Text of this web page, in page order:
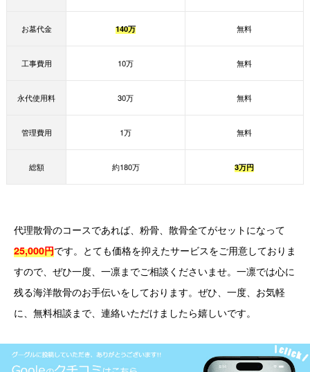
お墓代金 140万 無料
工事費用 10万 無料
永代使用料 30万 無料
管理費用 1万 無料
総額 約180万 3万円
代理散骨のコースであれば、粉骨、散骨全てがセットになって
25,000円です。とても価格を抑えたサービスをご用意しておりま
すので、ぜひ一度、一凛までご相談くださいませ。一凛では心に
残る海洋散骨のお手伝いをしております。ぜひ、一度、お気軽
に、無料相談まで、連絡いただけましたら嬉しいです。